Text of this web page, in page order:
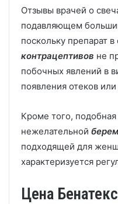
Отзывы врачей о
подавляющем
поскольку препарат в
контрацептивов не
побочных явлений в
появления отеков
Кроме того,
нежелательной
подходящей для
характеризуется
Цена